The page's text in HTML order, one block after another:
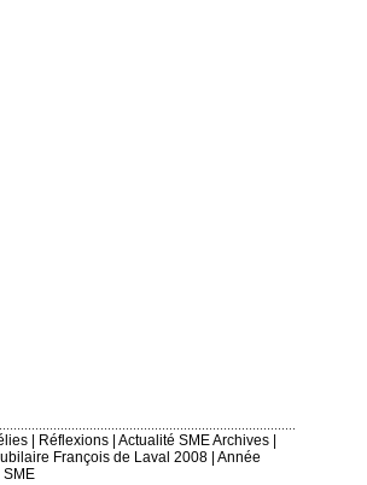
Réflexions Actualité SME Archives
François de Laval 2008 Année
SME